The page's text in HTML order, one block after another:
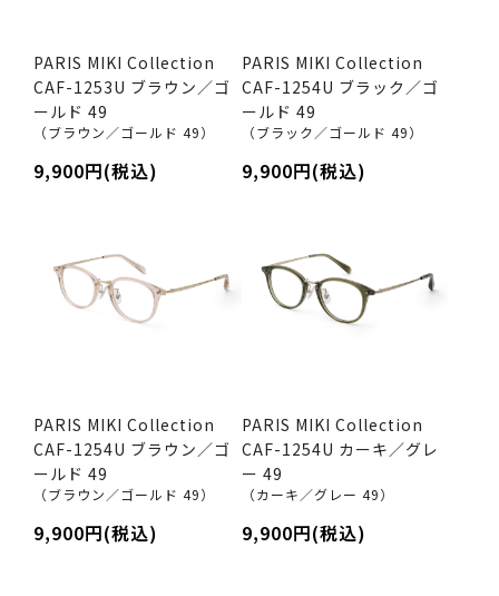
PARIS MIKI Collection
CAF-1253U ブラウン／ゴ
ールド 49
（ブラウン／ゴールド 49）
9,900円(税込)
PARIS MIKI Collection
CAF-1254U ブラック／ゴ
ールド 49
（ブラック／ゴールド 49）
9,900円(税込)
PARIS MIKI Collection
CAF-1254U ブラウン／ゴ
ールド 49
（ブラウン／ゴールド 49）
9,900円(税込)
PARIS MIKI Collection
CAF-1254U カーキ／グレ
ー 49
（カーキ／グレー 49）
9,900円(税込)